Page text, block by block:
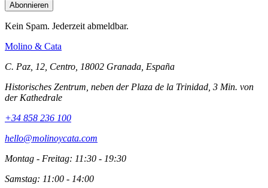
Kein Spam. Jederzeit abmeldbar.
Molino & Cata
C. Paz, 12, Centro, 18002 Granada, España
Historisches Zentrum, neben der Plaza de la Trinidad, 3 Min. von
der Kathedrale
+34 858 236 100
hello@molinoycata.com
Montag - Freitag: 11:30 - 19:30
Samstag: 11:00 - 14:00